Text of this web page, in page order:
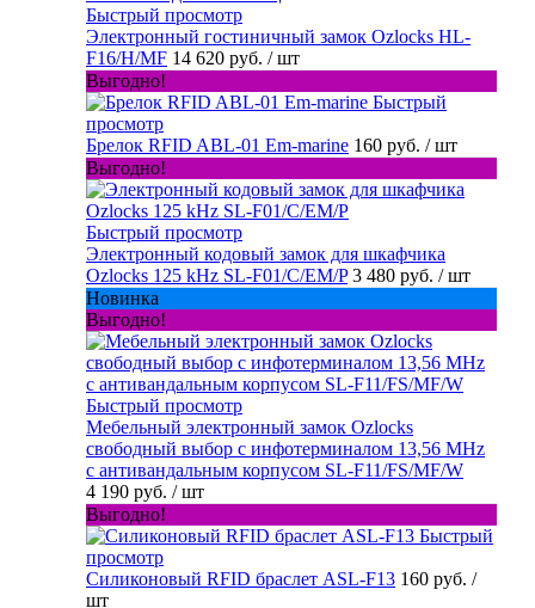
Быстрый просмотр
Электронный гостиничный замок Ozlocks HL-
F16/H/MF 14 620 руб. / шт
Выгодно!
Быстрый
просмотр
Брелок RFID ABL-01 Em-marine 160 руб. / шт
Выгодно!
Быстрый просмотр
Электронный кодовый замок для шкафчика
Ozlocks 125 kHz SL-F01/C/EM/P 3 480 руб. / шт
Новинка
Выгодно!
Быстрый просмотр
Мебельный электронный замок Ozlocks
свободный выбор с инфотерминалом 13,56 MHz
с антивандальным корпусом SL-F11/FS/MF/W
4 190 руб. / шт
Выгодно!
Быстрый
просмотр
Силиконовый RFID браслет ASL-F13 160 руб. /
шт